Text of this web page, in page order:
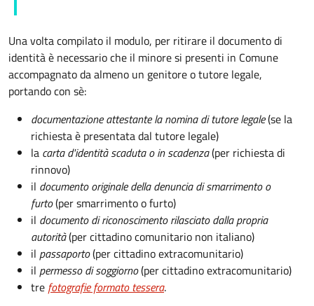
Una volta compilato il modulo, per ritirare il documento di
identità è necessario che il minore si presenti in Comune
accompagnato da almeno un genitore o tutore legale,
portando con sè:
documentazione attestante la nomina di tutore legale(se la
richiesta è presentata dal tutore legale)
la carta d'identità scaduta o in scadenza(per richiesta di
rinnovo)
il documento originale della denuncia di smarrimento o
furto(per smarrimento o furto)
il documento di riconoscimento rilasciato dalla propria
autorità(per cittadino comunitario non italiano)
il passaporto(per cittadino extracomunitario)
il permesso di soggiorno(per cittadino extracomunitario)
tre fotografie formato tessera.